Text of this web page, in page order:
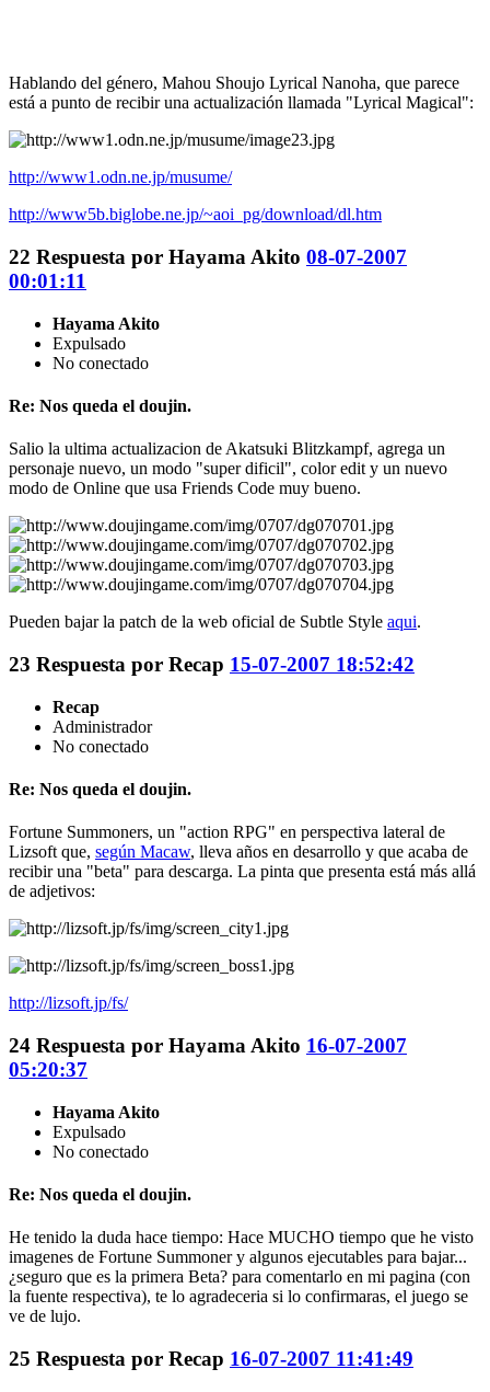
Hablando del género, Mahou Shoujo Lyrical Nanoha, que parece
está a punto de recibir una actualización llamada "Lyrical Magical":
http://www1.odn.ne.jp/musume/
http://www5b.biglobe.ne.jp/~aoi_pg/download/dl.htm
22 Respuesta por Hayama Akito 08-07-2007
00:01:11
Hayama Akito
Expulsado
No conectado
Re: Nos queda el doujin.
Salio la ultima actualizacion de Akatsuki Blitzkampf, agrega un
personaje nuevo, un modo "super dificil", color edit y un nuevo
modo de Online que usa Friends Code muy bueno.
Pueden bajar la patch de la web oficial de Subtle Style aqui.
23 Respuesta por Recap 15-07-2007 18:52:42
Recap
Administrador
No conectado
Re: Nos queda el doujin.
Fortune Summoners, un "action RPG" en perspectiva lateral de
Lizsoft que, según Macaw, lleva años en desarrollo y que acaba de
recibir una "beta" para descarga. La pinta que presenta está más allá
de adjetivos:
http://lizsoft.jp/fs/
24 Respuesta por Hayama Akito 16-07-2007
05:20:37
Hayama Akito
Expulsado
No conectado
Re: Nos queda el doujin.
He tenido la duda hace tiempo: Hace MUCHO tiempo que he visto
imagenes de Fortune Summoner y algunos ejecutables para bajar...
¿seguro que es la primera Beta? para comentarlo en mi pagina (con
la fuente respectiva), te lo agradeceria si lo confirmaras, el juego se
ve de lujo.
25 Respuesta por Recap 16-07-2007 11:41:49